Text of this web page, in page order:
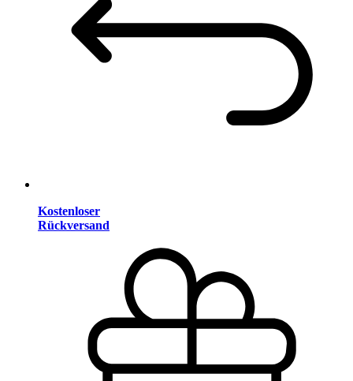
Kostenloser
Rückversand